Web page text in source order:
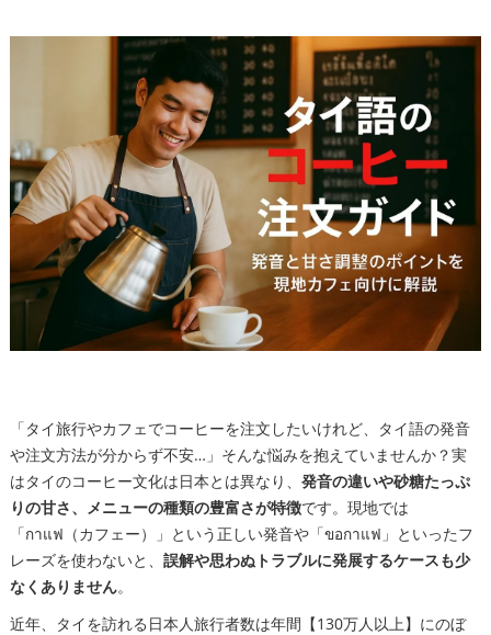
「タイ旅行やカフェでコーヒーを注文したいけれど、タイ語の発音
や注文方法が分からず不安…」そんな悩みを抱えていませんか？実
はタイのコーヒー文化は日本とは異なり、 発音の違いや砂糖たっぷ
りの甘さ、メニューの種類の豊富さが特徴です。現地では
「กาแฟ（カフェー）」という正しい発音や「ขอกาแฟ」といったフ
レーズを使わないと、 誤解や思わぬトラブルに発展するケースも少
なくありません。
近年、タイを訪れる日本人旅行者数は年間【130万人以上】にのぼ